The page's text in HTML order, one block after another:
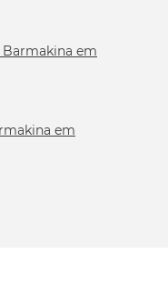
Barmakina em
em